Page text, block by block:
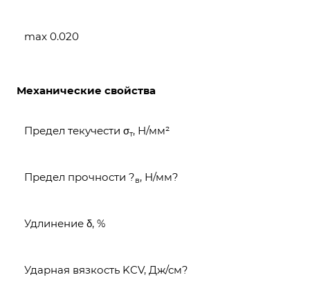
max 0.020
Механические свойства
Предел текучести σт, Н/мм²
Предел прочности ?в, Н/мм?
Удлинение δ, %
Ударная вязкость KCV, Дж/см?